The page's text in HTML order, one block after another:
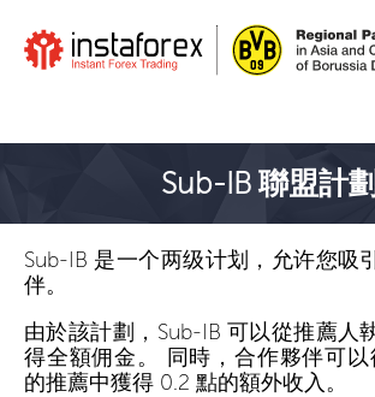
Sub-IB 聯盟計劃
Sub-IB 是一个两级计划，允许您吸
伴。
由於該計劃，Sub-IB 可以從推薦人
得全額佣金。 同時，合作夥伴可以
的推薦中獲得 0.2 點的額外收入。